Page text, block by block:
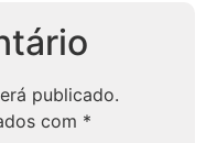
publicado.
com *